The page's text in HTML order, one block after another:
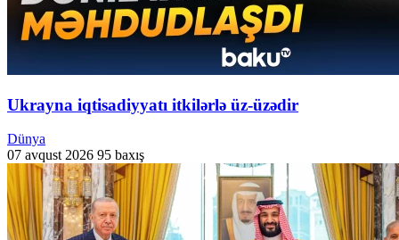
Ukrayna iqtisadiyyatı itkilərlə üz-üzədir
Dünya
07 avqust 2026 95 baxış